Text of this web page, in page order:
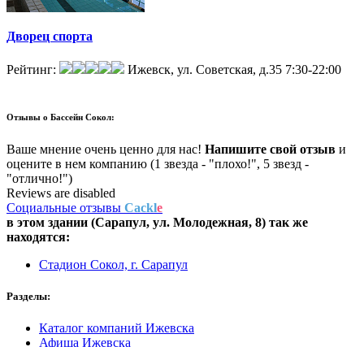
Дворец спорта
Рейтинг: Ижевск, ул. Советская, д.35 7:30-22:00
Отзывы о Бассейн Сокол:
Ваше мнение очень ценно для нас! Напишите свой отзыв и
оцените в нем компанию (1 звезда - "плохо!", 5 звезд -
"отлично!")
Reviews are disabled
Социальные отзывы Cackle
в этом здании (Сарапул, ул. Молодежная, 8) так же
находятся:
Стадион Сокол, г. Сарапул
Разделы:
Каталог компаний Ижевска
Афиша Ижевска